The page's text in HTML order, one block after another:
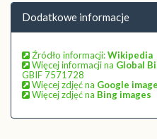
Dodatkowe informacje
Źródło informacji:Wikipedia
Więcej informacji na Global
GBIF 7571728
Więcej zdjęć na Google
Więcej zdjęć na Bing images